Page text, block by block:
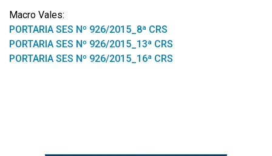
Macro Vales:
PORTARIA SES Nº 926/2015_8ª CRS
PORTARIA SES Nº 926/2015_13ª CRS
PORTARIA SES Nº 926/2015_16ª CRS